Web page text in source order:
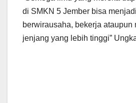
di SMKN 5 Jember bisa
berwirausaha, bekerja ataupun
jenjang yang lebih tinggi”